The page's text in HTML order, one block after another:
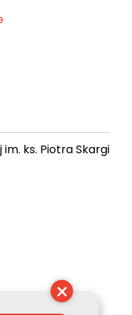
ks. Piotra Skargi
×